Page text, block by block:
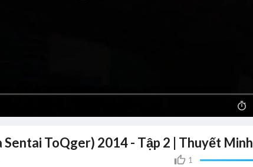
Sentai ToQger) 2014 - Tập 2 | Thuyết Minh
1